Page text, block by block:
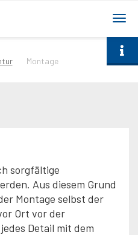
Montage
sorgfältige
Aus diesem Grund
Montage selbst der
Ort vor der
Detail mit dem